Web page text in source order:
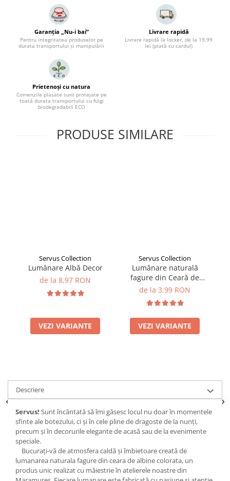
Garanția „Nu-i bai”
Pentru integritatea produselor pe
durata transportului și manipulării
Livrare rapidă
Livrare rapidă la locker, de la 19.99
lei (plată cu cardul)
Prietenoși cu natura
Comenzile plasate sunt protejate pe
toată durata transportului cu fulgi
biodegradabili ECO
PRODUSE SIMILARE
Servus Collection
Lumânare Albă Decor
de la 8,97 RON
VEZI VARIANTE
Servus Collection
Lumânare naturală
fagure din Ceară de
Albine
de la 3,99 RON
VEZI VARIANTE
Descriere
Servus! Sunt încântată să îmi găsesc locul nu doar în momentele
sfinte ale botezului, ci și în cele pline de dragoste de la nunți,
precum și în decorurile elegante de acasă sau de la evenimente
speciale.
Bucurați-vă de atmosfera caldă și îmbietoare creată de
lumanarea naturala fagure din ceara de albine colorata, un
produs unic realizat cu măiestrie în atelierele noastre din